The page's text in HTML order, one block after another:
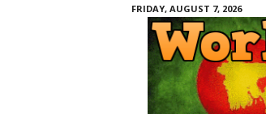
FRIDAY, AUGUST 7, 2026